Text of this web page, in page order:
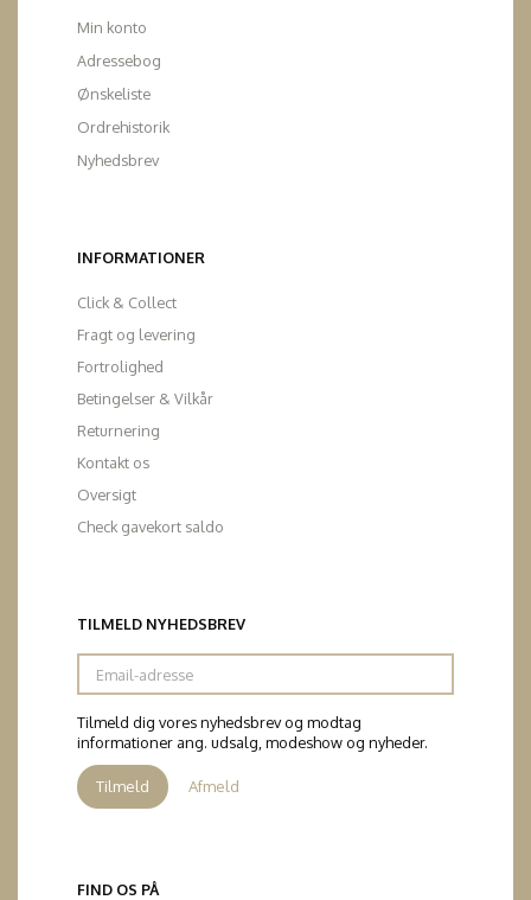
Min konto
Adressebog
Ønskeliste
Ordrehistorik
Nyhedsbrev
INFORMATIONER
Click & Collect
Fragt og levering
Fortrolighed
Betingelser & Vilkår
Returnering
Kontakt os
Oversigt
Check gavekort saldo
TILMELD NYHEDSBREV
Email-
adresse
Tilmeld dig vores nyhedsbrev og modtag
informationer ang. udsalg, modeshow og nyheder.
Tilmeld Afmeld
FIND OS PÅ